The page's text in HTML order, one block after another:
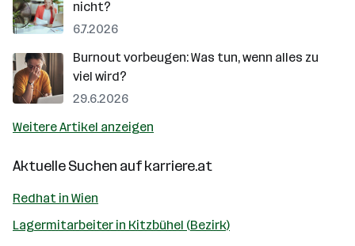
nicht?
6.7.2026
Burnout vorbeugen: Was tun, wenn alles zu
viel wird?
29.6.2026
Weitere Artikel anzeigen
Aktuelle Suchen aufkarriere.at
Redhat in Wien
Lagermitarbeiter in Kitzbühel (Bezirk)